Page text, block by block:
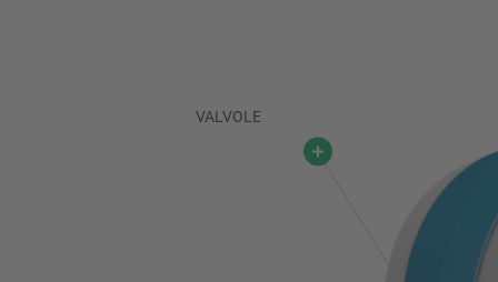
VALVOLE